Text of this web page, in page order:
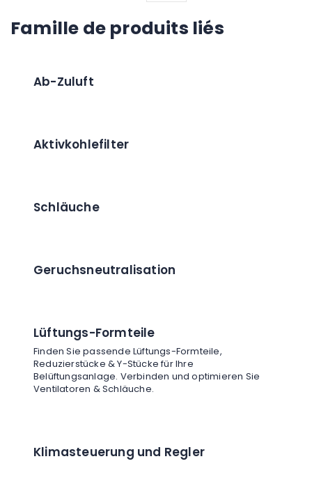
Famille de produits liés
Ab-Zuluft
Aktivkohlefilter
Schläuche
Geruchsneutralisation
Lüftungs-Formteile
Finden Sie passende Lüftungs-Formteile,
Reduzierstücke & Y-Stücke für Ihre
Belüftungsanlage. Verbinden und optimieren Sie
Ventilatoren & Schläuche.
Klimasteuerung und Regler